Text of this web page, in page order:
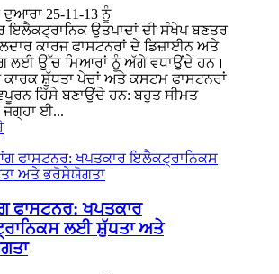
25-11-13 ਨੂੰ
ਇਲੈਕਟ੍ਰਾਨਿਕ ਉਤਪਾਦਾਂ ਦੀ ਸੰਖੇਪ ਬਣਤਰ
ਕਾਰਜ ਫਾਸਟਨਰਾਂ ਦੇ ਡਿਜ਼ਾਈਨ ਅਤੇ
ਲਈ ਉੱਚ ਮਿਆਰਾਂ ਨੂੰ ਅੱਗੇ ਵਧਾਉਂਦੇ ਹਨ।
ਕਾਰਕ ਸ਼ੁੱਧਤਾ ਪੇਚਾਂ ਅਤੇ ਕਸਟਮ ਫਾਸਟਨਰਾਂ
ਹਿੱਸੇ ਬਣਾਉਂਦੇ ਹਨ: ਬਹੁਤ ਸੀਮਤ
ਈ...
ਖਪਤਕਾਰ
ਲਈ ਸ਼ੁੱਧਤਾ ਅਤੇ